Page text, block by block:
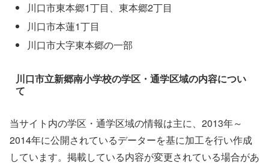
川口市東本郷1丁目、東本郷2丁目
川口市本蓮1丁目
川口市大字東本郷の一部
川口市立新郷南小学校の学区・通学区域の内容につい
て
当サイト内の学区・通学区域の情報は主に、2013年～
2014年に公開されているデーターを基に加工を行い作成
しています。掲載している内容が変更されている場合があ